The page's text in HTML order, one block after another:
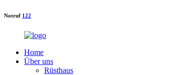
Notruf 122
Home
Über uns
Rüsthaus